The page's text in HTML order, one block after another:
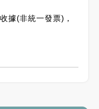
據(非統一發票)，